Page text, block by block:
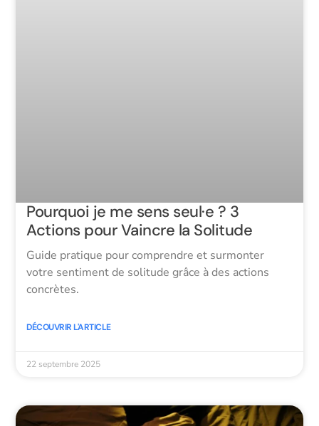
Pourquoi je me sens seul·e ? 3
Actions pour Vaincre la Solitude
Guide pratique pour comprendre et surmonter
votre sentiment de solitude grâce à des actions
concrètes.
DÉCOUVRIR L'ARTICLE
22 septembre 2025